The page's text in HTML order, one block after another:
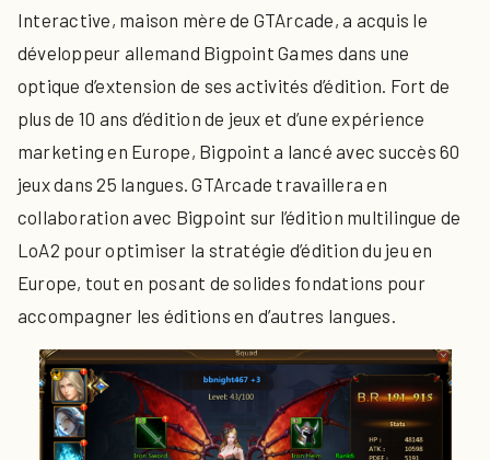
Interactive, maison mère de GTArcade, a acquis le
développeur allemand Bigpoint Games dans une
optique d’extension de ses activités d’édition. Fort de
plus de 10 ans d’édition de jeux et d’une expérience
marketing en Europe, Bigpoint a lancé avec succès 60
jeux dans 25 langues. GTArcade travaillera en
collaboration avec Bigpoint sur l’édition multilingue de
LoA2 pour optimiser la stratégie d’édition du jeu en
Europe, tout en posant de solides fondations pour
accompagner les éditions en d’autres langues.